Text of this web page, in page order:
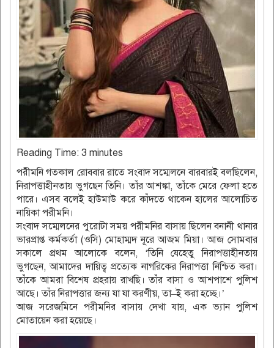
Reading Time: 3 minutes
পরীমনি গতকাল রোববার রাতে সংবাদ সম্মেলনে বারবারই বলছিলেন,
নিরাপত্তাহীনতায় ভুগছেন তিনি। তাঁর আশঙ্কা, তাঁকে মেরে ফেলা হতে
পারে। এসব বলেই হাউমাউ করে কাঁদতে থাকেন হালের আলোচিত
নায়িকা পরীমনি।
সংবাদ সম্মেলনের পুরোটা সময় পরীমনির বাসায় ছিলেন বনানী থানার
ভারপ্রাপ্ত কর্মকর্তা (ওসি) মোহাম্মদ নূরে আজম মিয়া। আজ সোমবার
সকালে প্রথম আলোকে বলেন, ‘তিনি যেহেতু নিরাপত্তাহীনতায়
ভুগছেন, আমাদের দায়িত্ব প্রত্যেক নাগরিকের নিরাপত্তা নিশ্চিত করা।
তাঁকে আমরা বিশেষ প্রহরায় রাখছি। তাঁর বাসা ও আশপাশে পুলিশ
আছে। তাঁর নিরাপত্তার জন্য যা যা করণীয়, তা–ই করা হচ্ছে।’
আজ সরেজমিনে পরীমনির বাসায় দেখা যায়, এক ভ্যান পুলিশ
মোতায়েন করা হয়েছে।